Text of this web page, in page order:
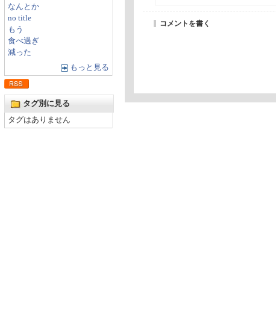
なんとか
no title
もう
食べ過ぎ
減った
もっと見る
タグ別に見る
タグはありません
コメントを書く